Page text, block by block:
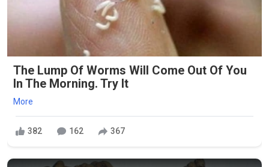
The Lump Of Worms Will Come Out Of You
In The Morning. Try It
More
382 162 367